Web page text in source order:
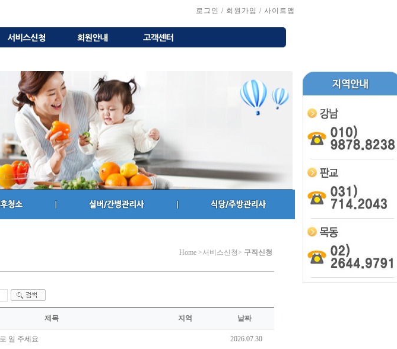
로그인 / 회원가입 / 사이트맵
Home >서비스신청> 구직신청
제목 지역 날짜
일 주세요 2026.07.30